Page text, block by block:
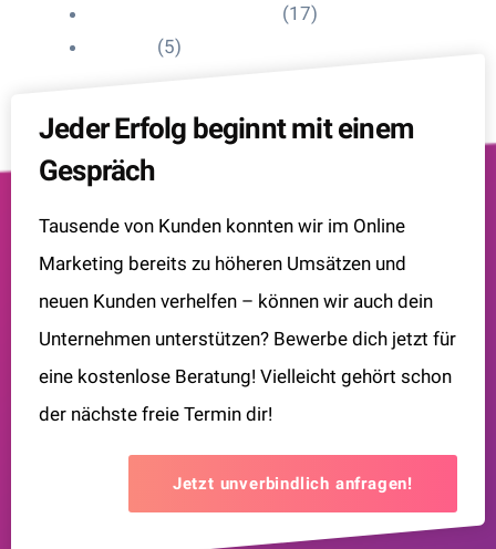
(17)
(5)
Jeder Erfolg beginnt mit einem
Gespräch
Tausende von Kunden konnten wir im Online
Marketing bereits zu höheren Umsätzen und
neuen Kunden verhelfen – können wir auch dein
Unternehmen unterstützen? Bewerbe dich jetzt für
eine kostenlose Beratung! Vielleicht gehört schon
der nächste freie Termin dir!
Jetzt unverbindlich anfragen!